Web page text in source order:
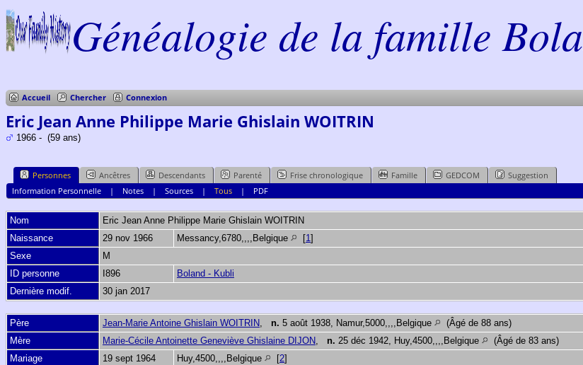
Généalogie de la famille
Accueil Chercher Connexion
Eric Jean Anne Philippe Marie Ghislain WOITRIN
1966 - (59 ans)
Personnes Ancêtres Descendants Parenté Frise chronologique Famille GEDCOM
Suggestion
Information Personnelle| Notes| Sources| Tous| PDF
Nom Eric Jean Anne Philippe Marie Ghislain WOITRIN
Naissance
29 nov 1966 Messancy,6780,,,,Belgique [1]
Sexe
M
ID personne
I896
Boland - Kubli
Dernière modif.
30 jan 2017
Père Jean-Marie Antoine Ghislain WOITRIN, n. 5 août 1938, Namur,5000,,,,Belgique
(Âgé de 88 ans)
Mère
Marie-Cécile Antoinette Geneviève Ghislaine DIJON, n. 25 déc 1942, Huy,4500,,,,Belgique
(Âgé de 83 ans)
Mariage
19 sept 1964 Huy,4500,,,,Belgique [2]